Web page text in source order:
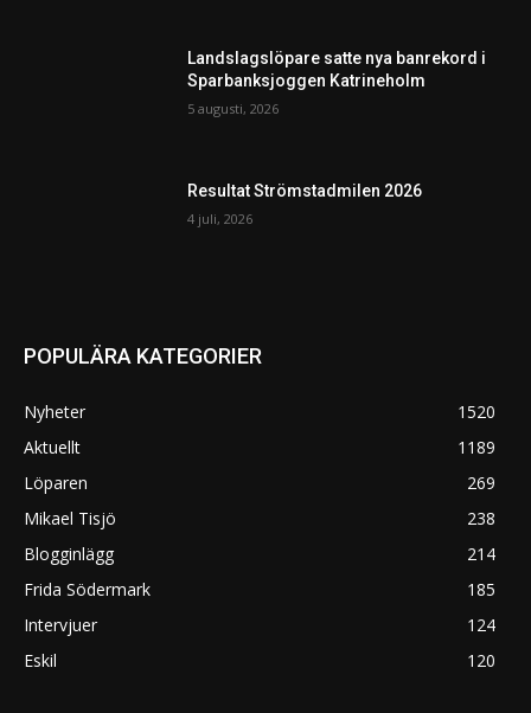
Landslagslöpare satte nya banrekord i
Sparbanksjoggen Katrineholm
5 augusti, 2026
Resultat Strömstadmilen 2026
4 juli, 2026
POPULÄRA KATEGORIER
Nyheter
1520
Aktuellt
1189
Löparen
269
Mikael Tisjö
238
Blogginlägg
214
Frida Södermark
185
Intervjuer
124
Eskil
120